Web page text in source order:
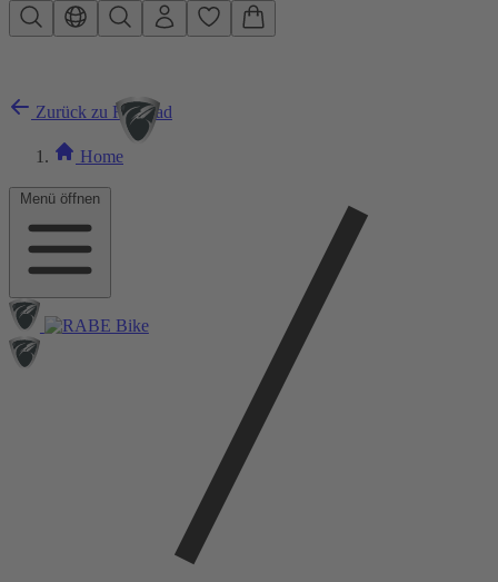
Zum Hauptinhalt springen
Menü öffnen
Zurück zu Rennrad
Home